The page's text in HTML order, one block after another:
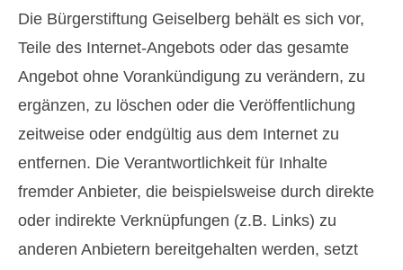
Die Bürgerstiftung Geiselberg behält es sich vor,
Teile des Internet-Angebots oder das gesamte
Angebot ohne Vorankündigung zu verändern, zu
ergänzen, zu löschen oder die Veröffentlichung
zeitweise oder endgültig aus dem Internet zu
entfernen. Die Verantwortlichkeit für Inhalte
fremder Anbieter, die beispielsweise durch direkte
oder indirekte Verknüpfungen (z.B. Links) zu
anderen Anbietern bereitgehalten werden, setzt